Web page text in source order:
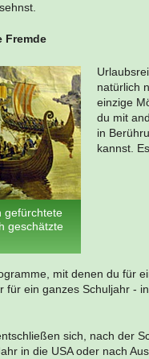
Fremde
gefürchtete
geschätzte
natürlich
einzige
du mit
in
kannst.
mit denen du für
für ein ganzes Schuljahr -
sich, nach der
in die USA oder nach